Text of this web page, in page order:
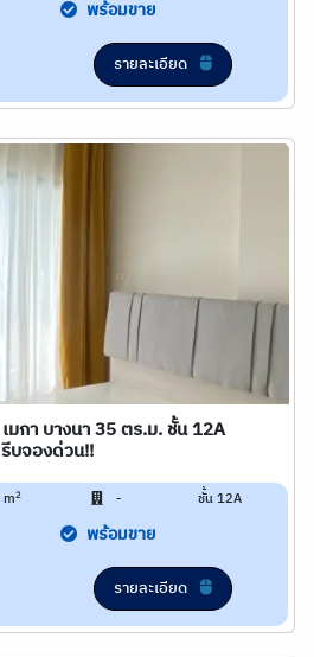
พร้อมขาย
รายละเอียด
มกา บางนา 35 ตร.ม. ชั้น 12A
บจองด่วน!!
2 - ชั้น 12A
พร้อมขาย
รายละเอียด